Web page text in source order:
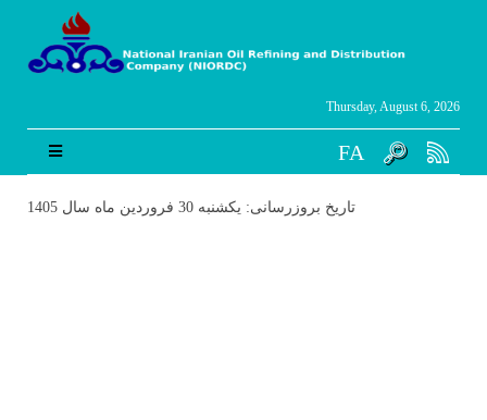
Thursday, August 6, 2026
FA
تاریخ بروزرسانی: یکشنبه 30 فروردین ماه سال 1405